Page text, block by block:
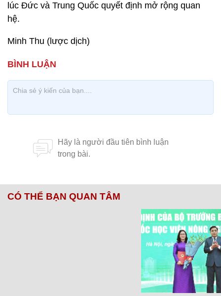
lúc Đức và Trung Quốc quyết định mở rộng quan
hệ.
Minh Thu (lược dịch)
CÓ THỂ BẠN QUAN TÂM